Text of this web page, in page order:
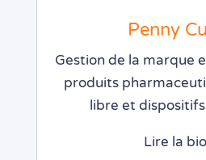
Penny
Gestion de la marque
produits
libre et
Lire la